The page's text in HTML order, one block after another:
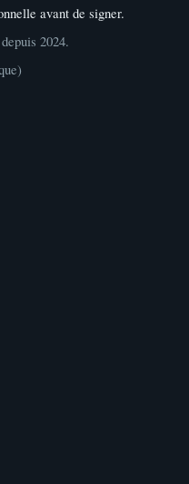
avant de signer.
2024.